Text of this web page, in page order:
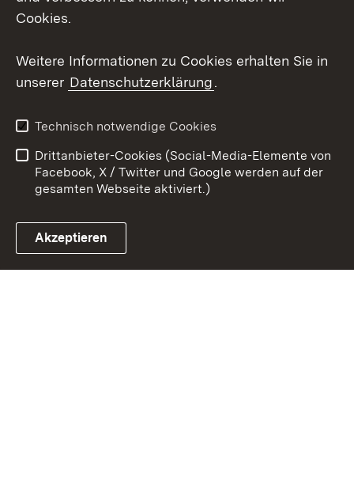
Youtube
Link zum Landesportal
Kontakt
Datenschutz
Barrierefreiheit
Impressum Cookies
Cookies.
Weitere Informationen zu Cookies erhalten Sie in
unserer Datenschutzerklärung.
Technisch notwendige Cookies
Drittanbieter-Cookies (Social-Media-Elemente von
Facebook, X / Twitter und Google werden auf der
gesamten Webseite aktiviert.)
Akzeptieren